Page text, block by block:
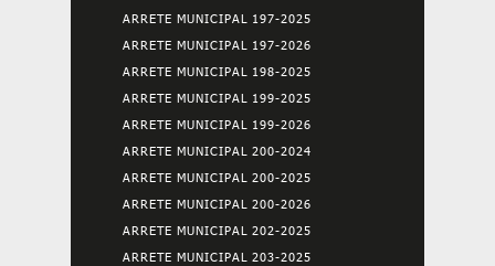
ARRETE MUNICIPAL 197-2025
ARRETE MUNICIPAL 197-2026
ARRETE MUNICIPAL 198-2025
ARRETE MUNICIPAL 199-2025
ARRETE MUNICIPAL 199-2026
ARRETE MUNICIPAL 200-2024
ARRETE MUNICIPAL 200-2025
ARRETE MUNICIPAL 200-2026
ARRETE MUNICIPAL 202-2025
ARRETE MUNICIPAL 203-2025